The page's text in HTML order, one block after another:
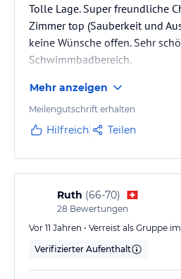
Tolle Lage. Super freundliche
Zimmer top (Sauberkeit und
keine Wünsche offen. Sehr
Schwimmbadbereich.
Mehr anzeigen
Meilengutschrift erhalten
Hilfreich Teilen
Ruth (66-70)
28 Bewertungen
Vor 11 Jahren • Verreist als Gruppe
Verifizierter Aufenthalt